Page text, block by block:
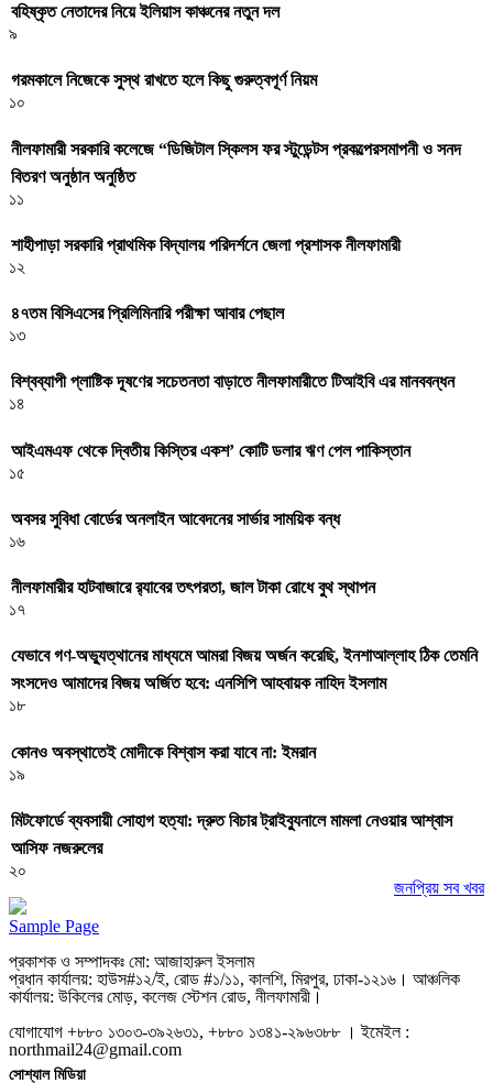
বহিষ্কৃত নেতাদের নিয়ে ইলিয়াস কাঞ্চনের নতুন দল
৯
গরমকালে নিজেকে সুস্থ রাখতে হলে কিছু গুরুত্বপূর্ণ নিয়ম
১০
নীলফামারী সরকারি কলেজে “ডিজিটাল স্কিলস ফর স্টুডেন্টস প্রকল্পেরসমাপনী ও সনদ
বিতরণ অনুষ্ঠান অনুষ্ঠিত
১১
শাহীপাড়া সরকারি প্রাথমিক বিদ্যালয় পরিদর্শনে জেলা প্রশাসক নীলফামারী
১২
৪৭তম বিসিএসের প্রিলিমিনারি পরীক্ষা আবার পেছাল
১৩
বিশ্বব্যাপী প্লাষ্টিক দূষণের সচেতনতা বাড়াতে নীলফামারীতে টিআইবি এর মানববন্ধন
১৪
আইএমএফ থেকে দ্বিতীয় কিস্তির একশ’ কোটি ডলার ঋণ পেল পাকিস্তান
১৫
অবসর সুবিধা বোর্ডের অনলাইন আবেদনের সার্ভার সাময়িক বন্ধ
১৬
নীলফামারীর হাটবাজারে র‌্যাবের তৎপরতা, জাল টাকা রোধে বুথ স্থাপন
১৭
যেভাবে গণ-অভ্যুত্থানের মাধ্যমে আমরা বিজয় অর্জন করেছি, ইনশাআল্লাহ ঠিক তেমনি
সংসদেও আমাদের বিজয় অর্জিত হবে: এনসিপি আহবায়ক নাহিদ ইসলাম
১৮
কোনও অবস্থাতেই মোদীকে বিশ্বাস করা যাবে না: ইমরান
১৯
মিটফোর্ডে ব্যবসায়ী সোহাগ হত্যা: দ্রুত বিচার ট্রাইব্যুনালে মামলা নেওয়ার আশ্বাস
আসিফ নজরুলের
২০
জনপ্রিয় সব খবর
Sample Page
প্রকাশক ও সম্পাদকঃ মো: আজাহারুল ইসলাম
প্রধান কার্যালয়: হাউস#১২/ই, রোড #১/১১, কালশি, মিরপুর, ঢাকা-১২১৬। আঞ্চলিক
কার্যালয়: উকিলের মোড়, কলেজ স্টেশন রোড, নীলফামারী।
যোগাযোগ +৮৮০ ১৩০৩-৩৯২৬৩১, +৮৮০ ১৩৪১-২৯৬৩৮৮ । ইমেইল :
northmail24@gmail.com
সোশ্যাল মিডিয়া